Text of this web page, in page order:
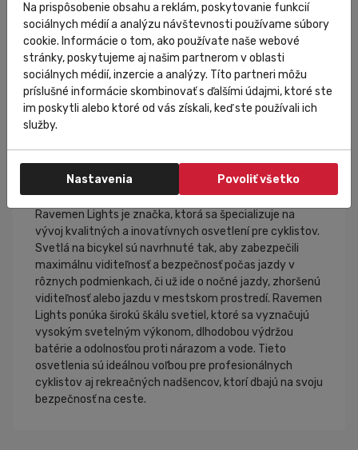
Ravemen Lights
Ravemen Lights je značka, ktorá sa špecializuje na
vývoj kvalitných a inovatívnych osvetlení pre cyklistov.
Svetlá na bicykel sú navrhnuté tak, aby zabezpečili
maximálnu viditeľnosť a bezpečnosť počas jazdy v
rôznych podmienkach, či už ide o nočné jazdy, zhoršenú
viditeľnosť alebo jazdu v mestskom prostredí. Ravemen
Lights ponúka širokú škálu svetiel, ktoré sa vyznačujú
vysokým svetelným výkonom, dlhodobou výdržou
batérie a odolnosťou proti nárazom a vode. Tieto
osvetlenia sú ideálnou voľbou pre profesionálnych
cyklistov aj rekreačných nadšencov, ktorí dbajú na svoju
bezpečnosť na ceste.
Na prispôsobenie obsahu a reklám, poskytovanie funkcií
sociálnych médií a analýzu návštevnosti používame súbory
cookie. Informácie o tom, ako používate naše webové
stránky, poskytujeme aj našim partnerom v oblasti
sociálnych médií, inzercie a analýzy. Títo partneri môžu
príslušné informácie skombinovať s ďalšími údajmi, ktoré ste
im poskytli alebo ktoré od vás získali, keď ste používali ich
služby.
Nastavenia Povoliť všetko